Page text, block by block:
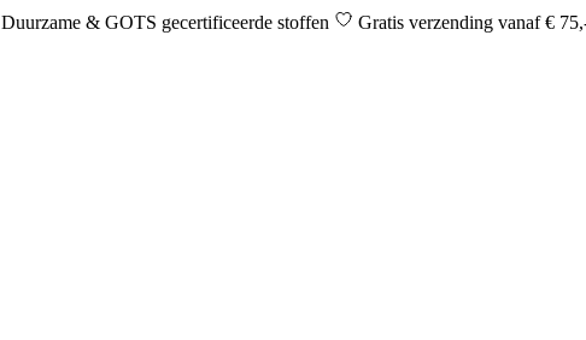
Duurzame & GOTS gecertificeerde stoffen Gratis verzending vanaf €